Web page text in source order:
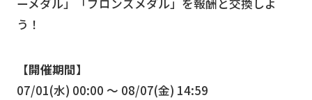
う！
【開催期間】
07/01(水) 00:00 〜 08/07(金) 14:59